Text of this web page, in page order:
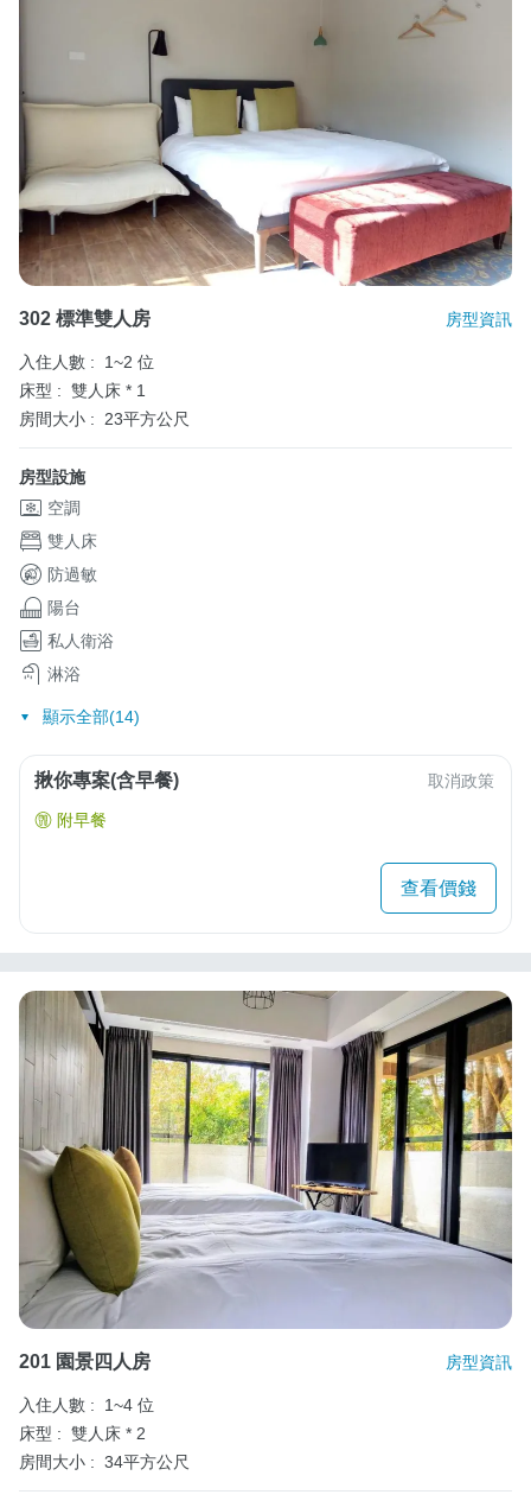
302 標準雙人房 房型資訊
入住人數 :
1~2 位
床型 : 雙人床 * 1
房間大小 :
23平方公尺
房型設施
空調
雙人床
防過敏
陽台
私人衛浴
淋浴
顯示全部(14)
揪你專案(含早餐) 取消政策
附早餐
查看價錢
201 園景四人房 房型資訊
入住人數 :
1~4 位
床型 : 雙人床 * 2
房間大小 : 34平方公尺